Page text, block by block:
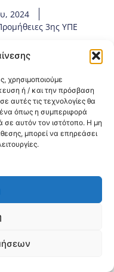
χρησιμοποιούμε
ή / και την πρόσβαση
αυτές τις τεχνολογίες θα
όπως η συμπεριφορά
σε αυτόν τον ιστότοπο. Η μη
μπορεί να επηρεάσει
2024
3ης ΥΠΕ
reserved
Δεδομένων
2311 226 200
1595401